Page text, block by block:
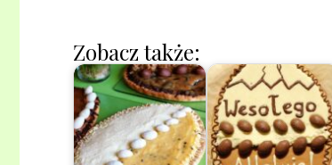
Zobacz także: